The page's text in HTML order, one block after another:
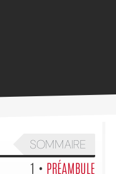
SOMMAIRE
1 • PRÉAMBULE